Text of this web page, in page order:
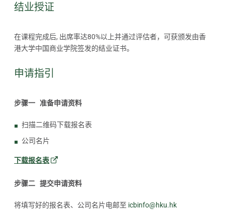
结业授证
在课程完成后, 出席率达80%以上并通过评估者，可获颁发由香
港大学中国商业学院签发的结业证书。
申请指引
步骤一 准备申请资料
扫描二维码下载报名表
公司名片
下载报名表
步骤二 提交申请资料
将填写好的报名表、公司名片电邮至 icbinfo@hku.hk